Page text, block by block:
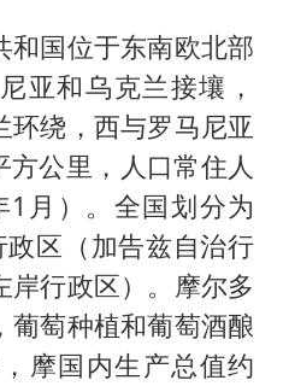
和国位于东南欧北部
亚和乌克兰接壤，
环绕，西与罗马尼亚
公里，人口常住人
1月）。全国划分为
区（加告兹自治行
岸行政区）。摩尔多
葡萄种植和葡萄酒酿
摩国内生产总值约